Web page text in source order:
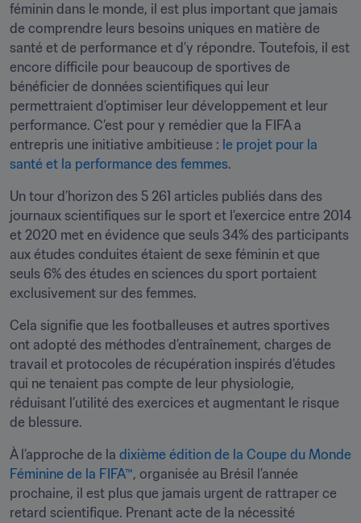
féminin dans le monde, il est plus important que jamais
de comprendre leurs besoins uniques en matière de
santé et de performance et d’y répondre. Toutefois, il est
encore difficile pour beaucoup de sportives de
bénéficier de données scientifiques qui leur
permettraient d’optimiser leur développement et leur
performance. C’est pour y remédier que la FIFA a
entrepris une initiative ambitieuse : le projet pour la
santé et la performance des femmes.
Un tour d’horizon des 5 261 articles publiés dans des
journaux scientifiques sur le sport et l’exercice entre 2014
et 2020 met en évidence que seuls 34% des participants
aux études conduites étaient de sexe féminin et que
seuls 6% des études en sciences du sport portaient
exclusivement sur des femmes.
Cela signifie que les footballeuses et autres sportives
ont adopté des méthodes d’entraînement, charges de
travail et protocoles de récupération inspirés d’études
qui ne tenaient pas compte de leur physiologie,
réduisant l’utilité des exercices et augmentant le risque
de blessure.
À l’approche de la dixième édition de la Coupe du Monde
Féminine de la FIFA™, organisée au Brésil l’année
prochaine, il est plus que jamais urgent de rattraper ce
retard scientifique. Prenant acte de la nécessité